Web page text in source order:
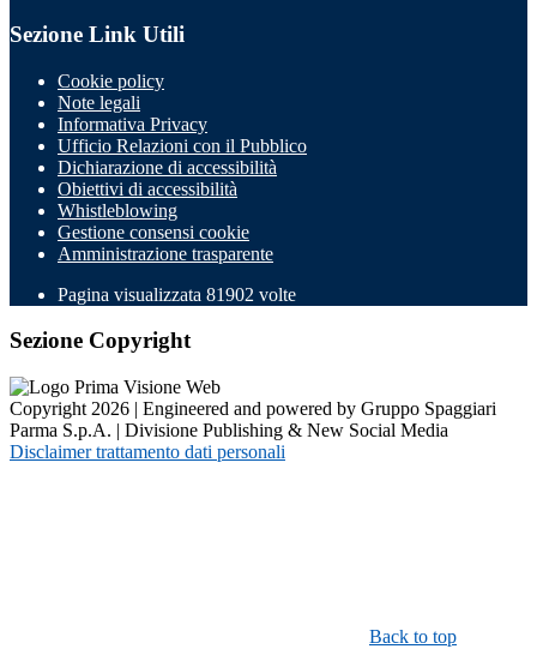
Sezione Link Utili
Cookie policy
Note legali
Informativa Privacy
Ufficio Relazioni con il Pubblico
Dichiarazione di accessibilità
Obiettivi di accessibilità
Whistleblowing
Gestione consensi cookie
Amministrazione trasparente
Pagina visualizzata 81902 volte
Sezione Copyright
Copyright 2026 | Engineered and powered by Gruppo Spaggiari
Parma S.p.A. | Divisione Publishing & New Social Media
Disclaimer trattamento dati personali
Back to top